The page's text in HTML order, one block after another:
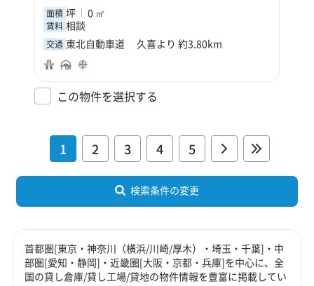
面積 坪 0 ㎡
賃料 相談
交通 東北自動車道 久喜より 約3.80km
この物件を選択する
1 2 3 4 5
検索条件の変更
首都圏[東京・神奈川（横浜/川崎/厚木）・埼玉・千葉]・中
部圏[愛知・静岡]・近畿圏[大阪・京都・兵庫]を中心に、全
国の貸し倉庫/貸し工場/貸地の物件情報を豊富に掲載してい